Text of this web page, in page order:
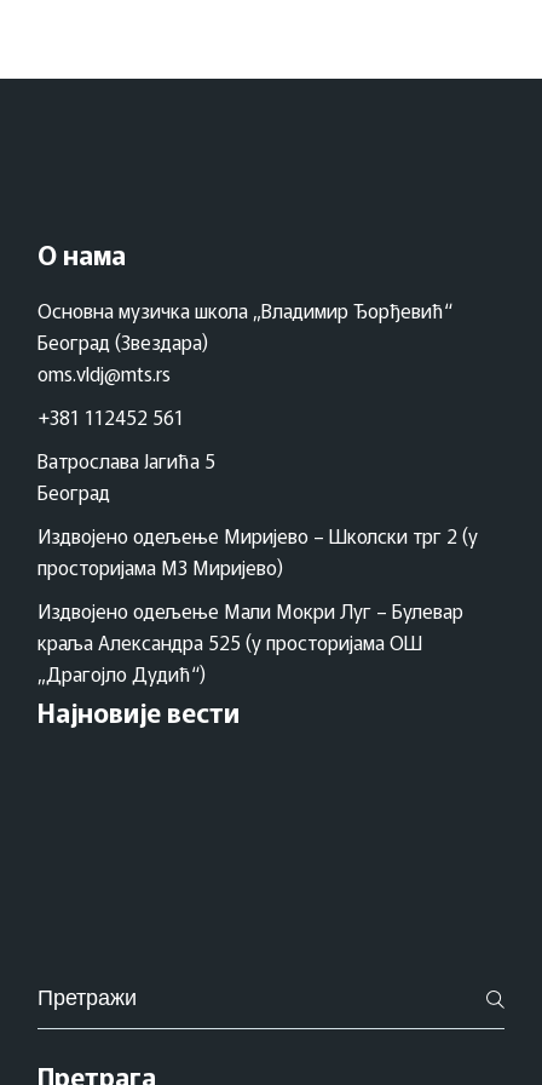
О нама
Основна музичка школа „Владимир Ђорђевић“
Београд (Звездара)
oms.vldj@mts.rs
+381 112452 561
Ватрослава Јагића 5
Београд
Издвојено одељење Миријево – Школски трг 2 (у
просторијама МЗ Миријево)
Издвојено одељење Мали Мокри Луг – Булевар
краља Александра 525 (у просторијама ОШ
„Драгојло Дудић“)
Најновије вести
Pretraži
za:
Претрага